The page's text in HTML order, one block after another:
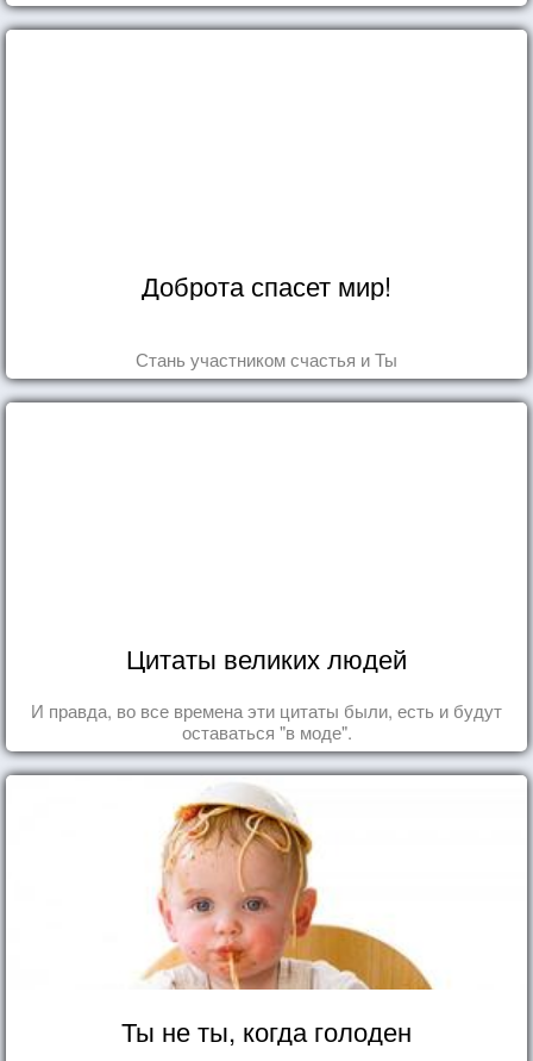
Доброта спасет мир!
Стань участником счастья и Ты
Цитаты великих людей
И правда, во все времена эти цитаты были, есть и будут
оставаться "в моде".
Ты не ты, когда голоден